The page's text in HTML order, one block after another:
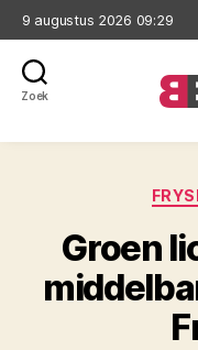
9 augustus 2026 09:29
Zoek
Groen